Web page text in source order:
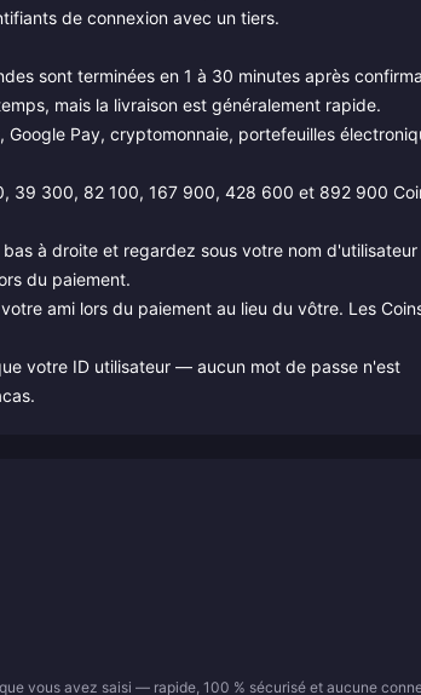
de connexion avec un tiers.
sont terminées en 1 à 30 minutes après
mais la livraison est généralement rapide.
Google Pay, cryptomonnaie, portefeuilles
39 300, 82 100, 167 900, 428 600 et 892 900
bas à droite et regardez sous votre nom d'utilisateur
du paiement.
ami lors du paiement au lieu du vôtre. Les
votre ID utilisateur — aucun mot de passe n'est
vous avez saisi — rapide, 100 % sécurisé et aucune